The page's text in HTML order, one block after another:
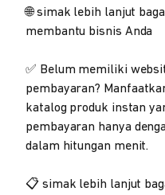
🌐 simak lebih lanjut
membantu bisnis Anda
✅ Belum memiliki
pembayaran?
katalog produk instan
pembayaran hanya
dalam hitungan menit.
📋 simak lebih lanjut